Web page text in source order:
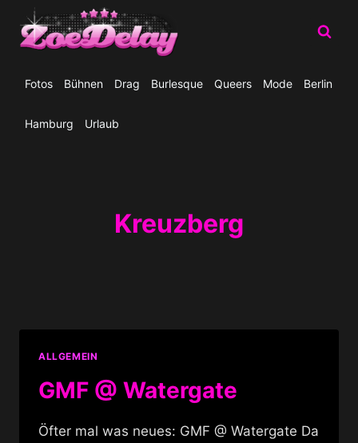
Inhalt
springen
Fotos Bühnen Drag Burlesque Queers Mode Berlin
Hamburg Urlaub
Kreuzberg
ALLGEMEIN
GMF @ Watergate
Öfter mal was neues: GMF @ Watergate Da